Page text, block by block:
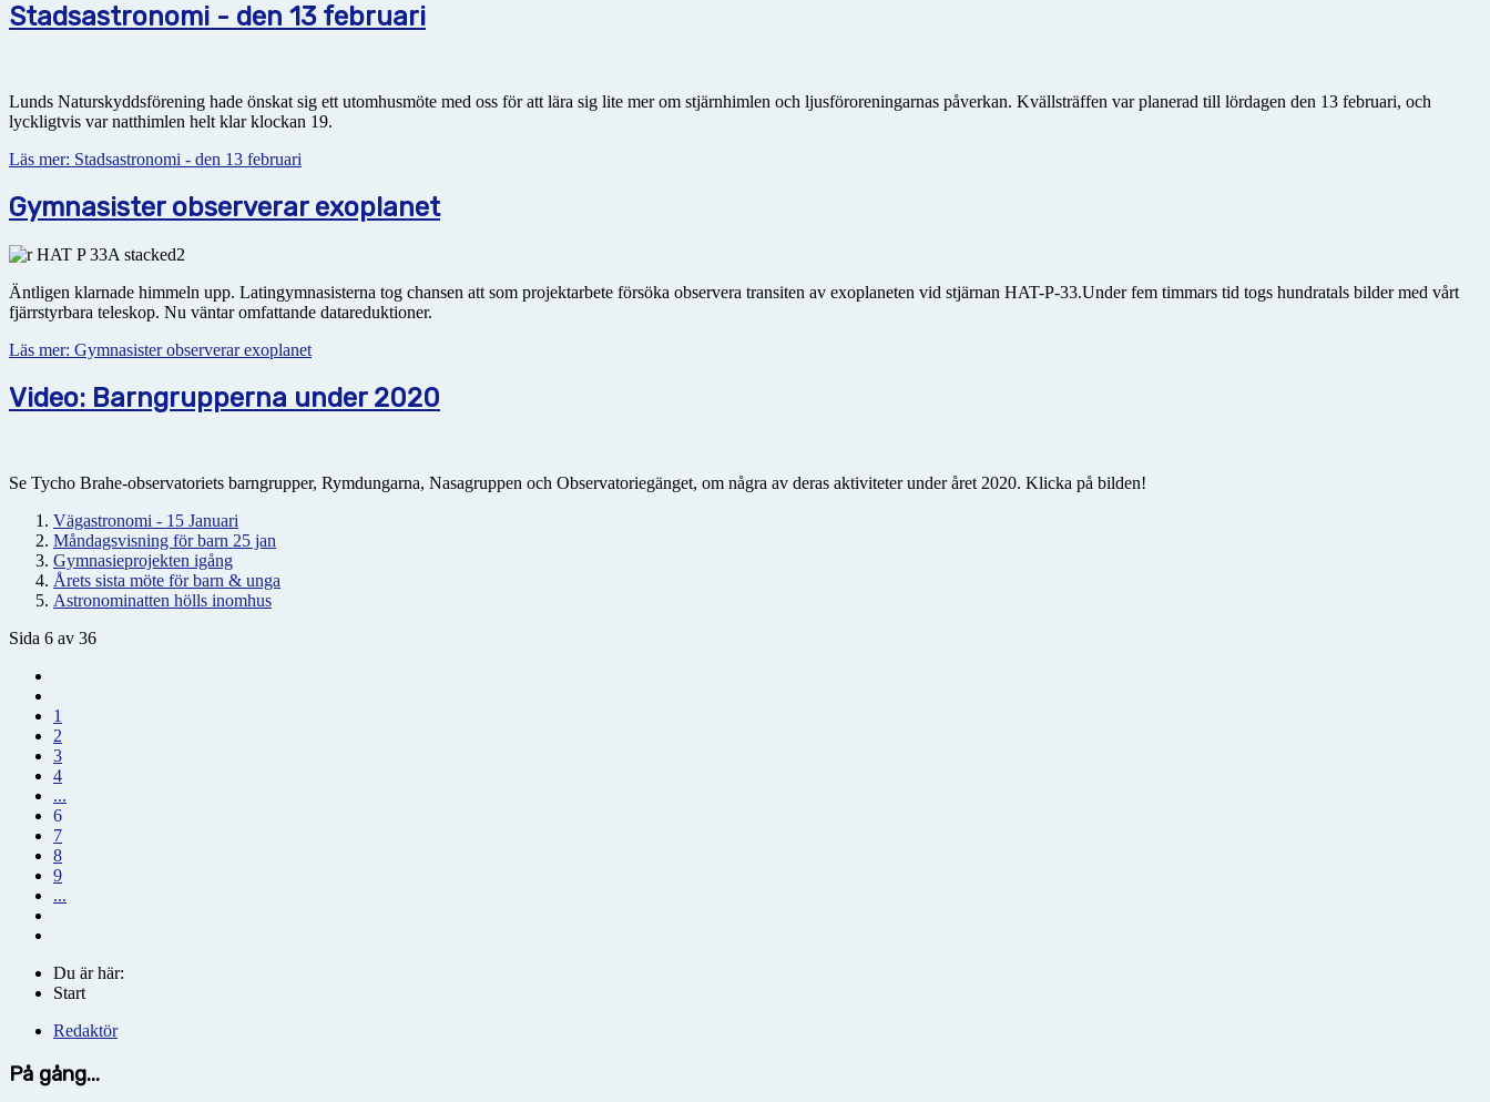
Stadsastronomi - den 13 februari
Lunds Naturskyddsförening hade önskat sig ett utomhusmöte med oss för att lära sig lite mer om stjärnhimlen och ljusföroreningarnas påverkan. Kvällsträffen var planerad till lördagen den 13 februari, och
lyckligtvis var natthimlen helt klar klockan 19.
Läs mer: Stadsastronomi - den 13 februari
Gymnasister observerar exoplanet
Äntligen klarnade himmeln upp. Latingymnasisterna tog chansen att som projektarbete försöka observera transiten av exoplaneten vid stjärnan HAT-P-33.Under fem timmars tid togs hundratals bilder med vårt
fjärrstyrbara teleskop. Nu väntar omfattande datareduktioner.
Läs mer: Gymnasister observerar exoplanet
Video: Barngrupperna under 2020
Se Tycho Brahe-observatoriets barngrupper, Rymdungarna, Nasagruppen och Observatoriegänget, om några av deras aktiviteter under året 2020. Klicka på bilden!
Vägastronomi - 15 Januari
Måndagsvisning för barn 25 jan
Gymnasieprojekten igång
Årets sista möte för barn & unga
Astronominatten hölls inomhus
Sida 6 av 36
1
2
3
4
...
6
7
8
9
...
Du är här:
Start
Redaktör
På gång...